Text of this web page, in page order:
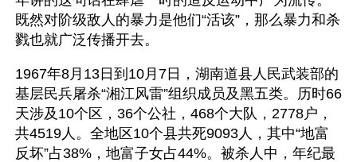
既然对阶级敌人的暴力是他们“活该”，那么暴力和杀
戮也就广泛传播开去。
1967年8月13日到10月7日，湖南道县人民武装部的
基层民兵屠杀“湘江风雷”组织成员及黑五类。历时66
天涉及10个区，36个公社，468个大队，2778户，
共4519人。全地区10个县共死9093人，其中“地富
反坏”占38%，地富子女占44%。被杀人中，年纪最